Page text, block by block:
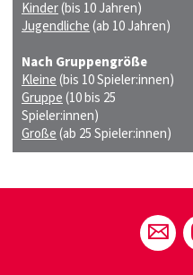
Kinder(bis 10 Jahren)
Jugendliche(ab 10 Jahren)
Nach Gruppengröße
Kleine(bis 10 Spieler:innen)
Gruppe(10 bis 25
Spieler:innen)
Große(ab 25 Spieler:innen)